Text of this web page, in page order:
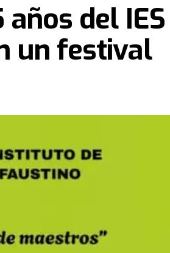
procedentes de Nigeria,
la Iglesia Portal del Cielo
del IES
un festival